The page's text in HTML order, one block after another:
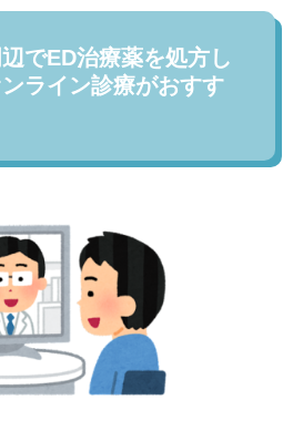
辺でED治療薬を処方し
ライン診療がおすす